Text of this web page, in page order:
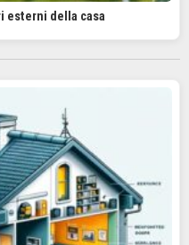
esterni della casa